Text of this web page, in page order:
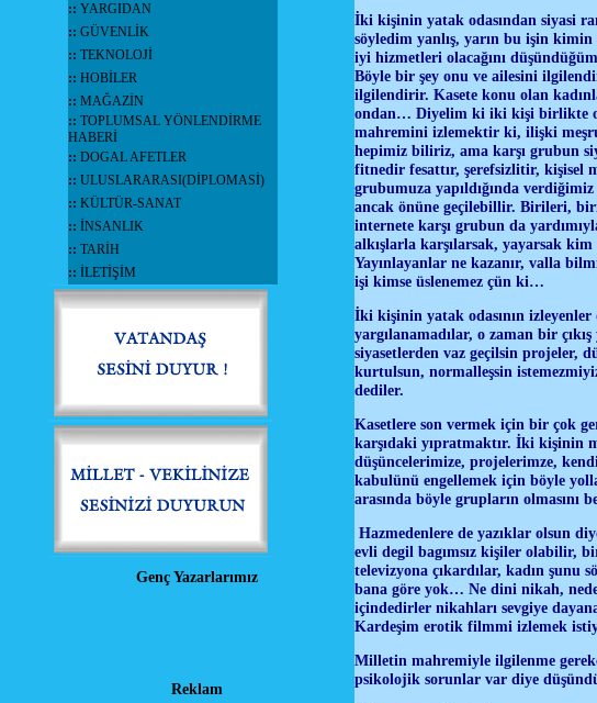
:: YARGIDAN
:: GÜVENLİK
:: TEKNOLOJİ
:: HOBİLER
:: MAĞAZİN
:: TOPLUMSAL YÖNLENDİRME
HABERİ
:: DOGAL AFETLER
:: ULUSLARARASI(DİPLOMASİ)
:: KÜLTÜR-SANAT
:: İNSANLIK
:: TARİH
:: İLETİŞİM
Genç Yazarlarımız
Reklam
İki kişinin yatak odasından siyasi
söyledim yanlış, yarın bu işin
iyi hizmetleri olacağını
Böyle bir şey onu ve ailesini
ilgilendirir. Kasete konu olan
ondan… Diyelim ki iki kişi birlikte
mahremini izlemektir ki, ilişki
hepimiz biliriz, ama karşı grubun
fitnedir fesattır, şerefsizlitir, kişisel
grubumuza yapıldığında
ancak önüne geçilebillir. Birileri,
internete karşı grubun da
alkışlarla karşılarsak, yayarsak
Yayınlayanlar ne kazanır, valla
işi kimse üslenemez çün ki…
İki kişinin yatak odasının izleyenler
yargılanamadılar, o zaman bir
siyasetlerden vaz geçilsin projeler,
kurtulsun, normalleşsin
dediler.
Kasetlere son vermek için bir çok
karşıdaki yıpratmaktır. İki kişinin
düşüncelerimize, projelerimze,
kabulünü engellemek için böyle
arasında böyle grupların
Hazmedenlere de yazıklar olsun
evli degil bagımsız kişiler olabilir,
televizyona çıkardılar, kadın
bana göre yok… Ne dini nikah,
içindedirler nikahları sevgiye
Kardeşim erotik filmmi izlemek
Milletin mahremiyle ilgilenme
psikolojik sorunlar var diye